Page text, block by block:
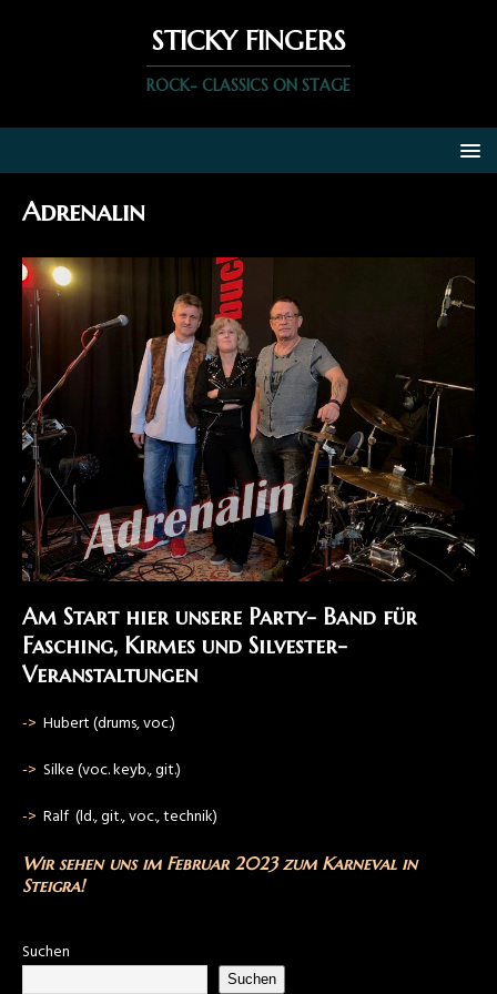
STICKY FINGERS
ROCK- CLASSICS ON STAGE
Adrenalin
Am Start hier unsere Party- Band für
Fasching, Kirmes und Silvester-
Veranstaltungen
-> Hubert (drums, voc.)
-> Silke (voc. keyb., git.)
-> Ralf (ld., git., voc., technik)
Wir sehen uns im Februar 2023 zum Karneval in
Steigra!
Suchen
Suchen